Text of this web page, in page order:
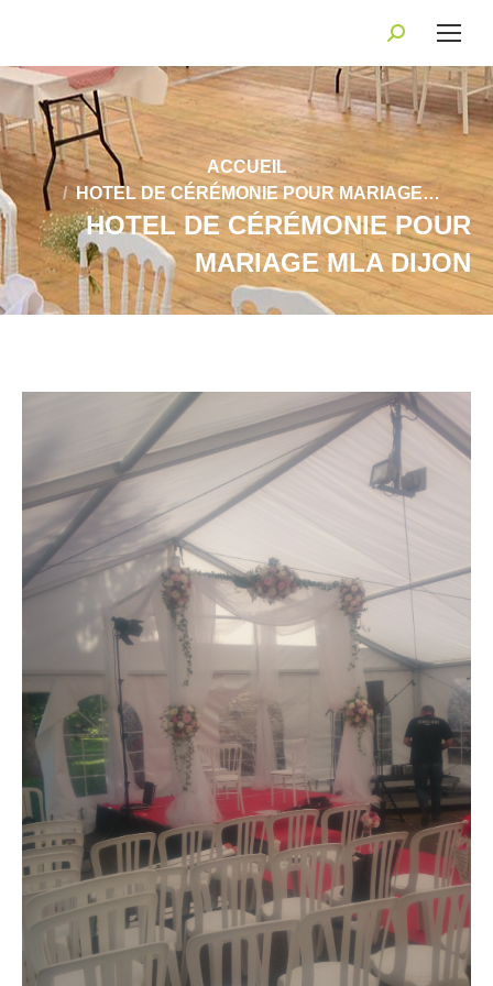
Recherche
:
Vous êtes ici :
ACCUEIL
HOTEL DE CÉRÉMONIE POUR MARIAGE…
HOTEL DE CÉRÉMONIE POUR
MARIAGE MLA DIJON